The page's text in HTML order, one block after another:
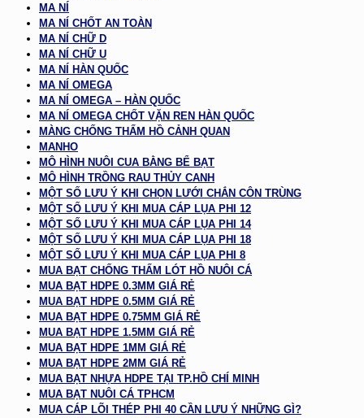
MA NÍ
MA NÍ CHỐT AN TOÀN
MA NÍ CHỮ D
MA NÍ CHỮ U
MA NÍ HÀN QUỐC
MA NÍ OMEGA
MA NÍ OMEGA – HÀN QUỐC
MA NÍ OMEGA CHỐT VẶN REN HÀN QUỐC
MÀNG CHỐNG THẤM HỒ CẢNH QUAN
MANHO
MÔ HÌNH NUÔI CUA BẰNG BỂ BẠT
MÔ HÌNH TRỒNG RAU THỦY CANH
MỘT SỐ LƯU Ý KHI CHỌN LƯỚI CHẮN CÔN TRÙNG
MỘT SỐ LƯU Ý KHI MUA CÁP LỤA PHI 12
MỘT SỐ LƯU Ý KHI MUA CÁP LỤA PHI 14
MỘT SỐ LƯU Ý KHI MUA CÁP LỤA PHI 18
MỘT SỐ LƯU Ý KHI MUA CÁP LỤA PHI 8
MUA BẠT CHỐNG THẤM LÓT HỒ NUÔI CÁ
MUA BẠT HDPE 0.3MM GIÁ RẺ
MUA BẠT HDPE 0.5MM GIÁ RẺ
MUA BẠT HDPE 0.75MM GIÁ RẺ
MUA BẠT HDPE 1.5MM GIÁ RẺ
MUA BẠT HDPE 1MM GIÁ RẺ
MUA BẠT HDPE 2MM GIÁ RẺ
MUA BẠT NHỰA HDPE TẠI TP.HỒ CHÍ MINH
MUA BẠT NUÔI CÁ TPHCM
MUA CÁP LÕI THÉP PHI 40 CẦN LƯU Ý NHỮNG GÌ?